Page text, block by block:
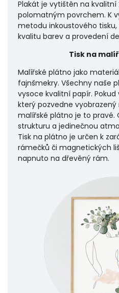
Plakát je vytištěn na kvalitní
polomatným povrchem. K
metodu inkoustového
kvalitu barev a provedení
Tisk na
Malířské plátno jako
fajnšmekry. Všechny naše
vysoce kvalitní papír.
který pozvedne
malířské plátno je to pravé.
strukturu a jedinečnou
Tisk na plátno je určen k
rámečků či magnetických
napnuto na dřevěný rám.